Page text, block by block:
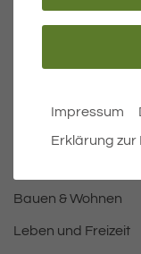
Wichtige Links
Öffnungszeiten
Bauen & Wohnen
Leben und Freizeit
Impressum
Erklärung